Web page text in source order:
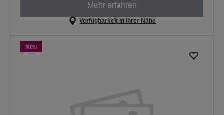
Mehr erfahren
Verfügbarkeit in Ihrer Nähe
Neu